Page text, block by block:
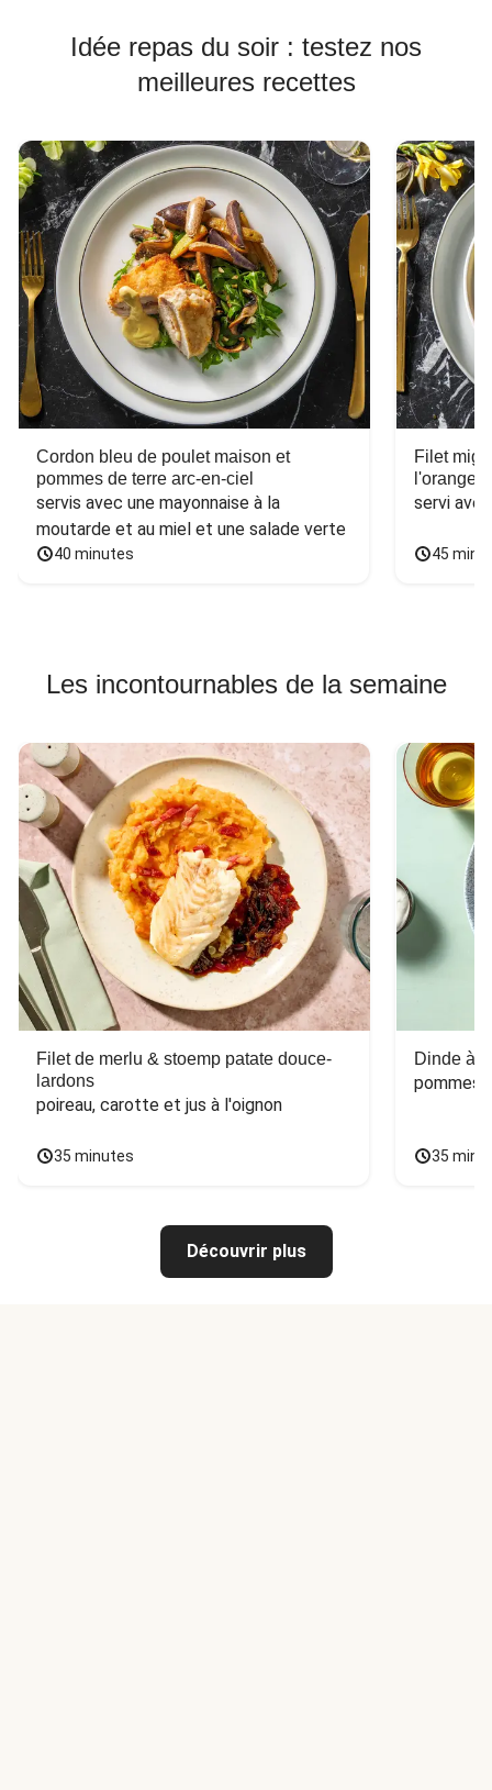
Idée repas du soir : testez nos
meilleures recettes
Cordon bleu de poulet maison et
pommes de terre arc-en-ciel
servis avec une mayonnaise à la
moutarde et au miel et une salade verte
40 minutes
Filet
l'orange
servi
45
Les incontournables de la semaine
Filet de merlu & stoemp patate douce-
lardons
poireau, carotte et jus à l'oignon
35 minutes
Dinde à
pommes
35
Découvrir plus